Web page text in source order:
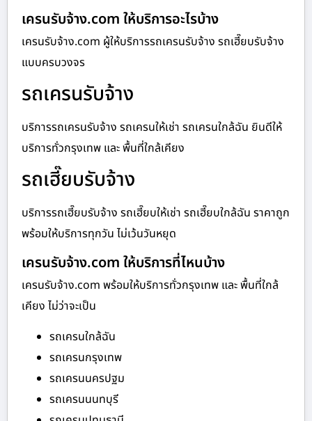
เครนรับจ้าง.com ให้บริการอะไรบ้าง
เครนรับจ้าง.com ผู้ให้บริการรถเครนรับจ้าง รถเฮี๊ยบรับจ้าง
แบบครบวงจร
รถเครนรับจ้าง
บริการรถเครนรับจ้าง รถเครนให้เช่า รถเครนใกล้ฉัน ยินดีให้
บริการทั่วกรุงเทพ และ พื้นที่ใกล้เคียง
รถเฮี๊ยบรับจ้าง
บริการรถเฮี๊ยบรับจ้าง รถเฮี๊ยบให้เช่า รถเฮี๊ยบใกล้ฉัน ราคาถูก
พร้อมให้บริการทุกวัน ไม่เว้นวันหยุด
เครนรับจ้าง.com ให้บริการที่ไหนบ้าง
เครนรับจ้าง.com พร้อมให้บริการทั่วกรุงเทพ และ พื้นที่ใกล้
เคียง ไม่ว่าจะเป็น
รถเครนใกล้ฉัน
รถเครนกรุงเทพ
รถเครนนครปฐม
รถเครนนนทบุรี